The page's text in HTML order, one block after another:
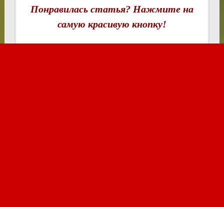
Понравилась статья? Нажмите на
самую красивую кнопку!